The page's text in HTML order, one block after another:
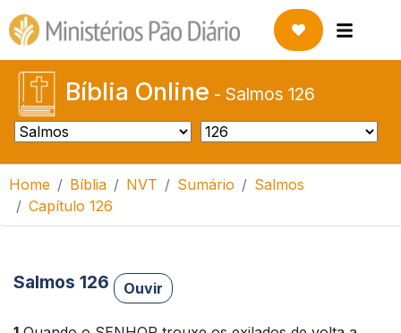
Bíblia Online - Salmos 126
Home Bíblia NVT Sumário
Salmos
Capítulo 126
Salmos 126 Ouvir